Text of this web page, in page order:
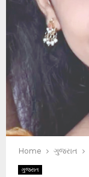
Home ગુજરાત
ગુજરાત